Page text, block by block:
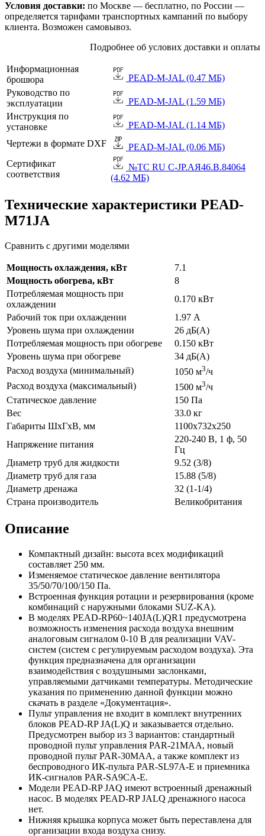
Условия доставки: по Москве — бесплатно, по России —
определяется тарифами транспортных кампаний по выбору
клиента. Возможен самовывоз.
Подробнее об услових доставки и оплаты
Информационная
брошюра
PEAD-M-JAL (0.47 МБ)
Руководство по
эксплуатации
PEAD-M-JAL (1.59 МБ)
Инструкция по
установке
PEAD-M-JAL (1.14 МБ)
Чертежи в формате DXF
PEAD-M-JAL (0.06 МБ)
Сертификат
соответствия
№TC RU C-JP.АЯ46.B.84064
(4.62 МБ)
Технические характеристики PEAD-
M71JA
Сравнить с другими моделями
Мощность охлаждения, кВт
7.1
Мощность обогрева, кВт
8
Потребляемая мощность при
охлаждении
0.170 кВт
Рабочий ток при охлаждении
1.97 А
Уровень шума при охлаждении
26 дБ(А)
Потребляемая мощность при обогреве
0.150 кВт
Уровень шума при обогреве
34 дБ(А)
Расход воздуха (минимальный)
1050 м3/ч
Расход воздуха (максимальный)
1500 м3/ч
Статическое давление
150 Па
Вес
33.0 кг
Габариты ШхГхВ, мм
1100x732x250
Напряжение питания
220-240 В, 1 ф, 50
Гц
Диаметр труб для жидкости
9.52 (3/8)
Диаметр труб для газа
15.88 (5/8)
Диаметр дренажа
32 (1-1/4)
Страна производитель
Великобритания
Описание
Компактный дизайн: высота всех модификаций
составляет 250 мм.
Изменяемое статическое давление вентилятора
35/50/70/100/150 Па.
Встроенная функция ротации и резервирования (кроме
комбинаций с наружными блоками SUZ-KA).
В моделях PEAD-RP60~140JA(L)QR1 предусмотрена
возможность изменения расхода воздуха внешним
аналоговым сигналом 0-10 В для реализации VAV-
систем (систем с регулируемым расходом воздуха). Эта
функция предназначена для организации
взаимодействия с воздушными заслонками,
управляемыми датчиками температуры. Методические
указания по применению данной функции можно
скачать в разделе «Документация».
Пульт управления не входит в комплект внутренних
блоков PEAD-RP JA(L)Q и заказывается отдельно.
Предусмотрен выбор из 3 вариантов: стандартный
проводной пульт управления PAR-21MAA, новый
проводной пульт PAR-30MAA, а также комплект из
беспроводного ИК-пульта PAR-SL97A-E и приемника
ИК-сигналов PAR-SA9CA-E.
Модели PEAD-RP JAQ имеют встроенный дренажный
насос. В моделях PEAD-RP JALQ дренажного насоса
нет.
Нижняя крышка корпуса может быть переставлена для
организации входа воздуха снизу.